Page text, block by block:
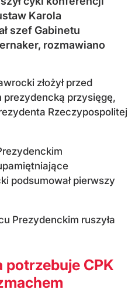
Karola
szef Gabinetu
rozmawiano
złożył przed
prezydencką przysięgę,
Rzeczypospolitej
podsumował pierwszy
Prezydenckim ruszyła
potrzebuje CPK